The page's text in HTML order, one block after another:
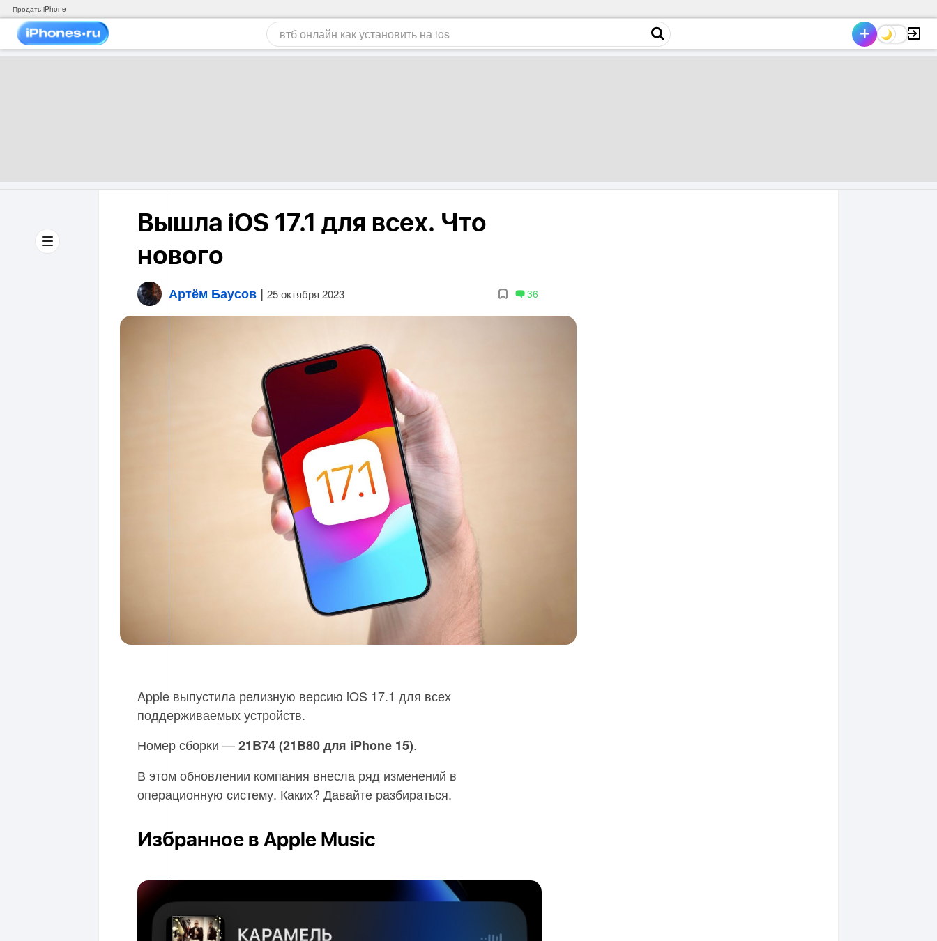
Продать iPhone
Вышла iOS 17.1 для всех. Что
нового
Артём Баусов | 25 октября 2023 36
Apple выпустила релизную версию iOS 17.1 для всех
поддерживаемых устройств.
Номер сборки —21B74 (21B80 для iPhone 15).
В этом обновлении компания внесла ряд изменений в
операционную систему. Каких? Давайте разбираться.
Избранное в Apple Music